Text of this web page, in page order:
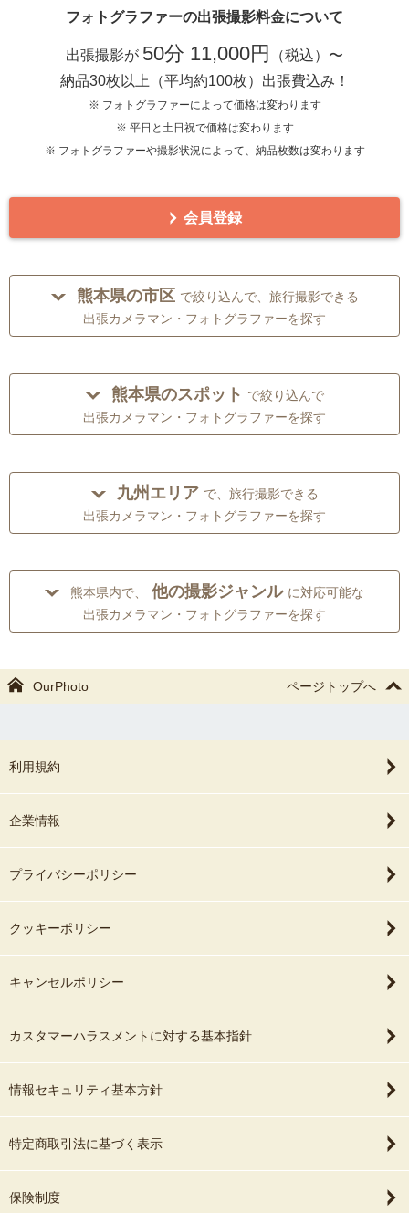
フォトグラファーの出張撮影料金について
出張撮影が 50分 11,000円
（税込）〜
納品30枚以上（平均約100枚）出張費込み！
※ フォトグラファーによって価格は変わります
※ 平日と土日祝で価格は変わります
※ フォトグラファーや撮影状況によって、納品枚数は変わります
会員登録
熊本県の市区 で絞り込んで、旅行撮影できる
出張カメラマン・フォトグラファーを探す
熊本県のスポット で絞り込んで
出張カメラマン・フォトグラファーを探す
九州エリア で、旅行撮影できる
出張カメラマン・フォトグラファーを探す
熊本県内で、 他の撮影ジャンル に対応可能な
出張カメラマン・フォトグラファーを探す
OurPhoto ページトップへ
利用規約
企業情報
プライバシーポリシー
クッキーポリシー
キャンセルポリシー
カスタマーハラスメントに対する基本指針
情報セキュリティ基本方針
特定商取引法に基づく表示
保険制度